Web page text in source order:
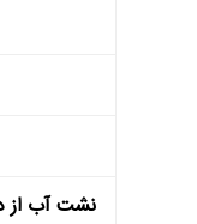
نشت آب از